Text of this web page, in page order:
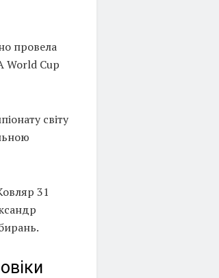
провела
World Cup
світу
31